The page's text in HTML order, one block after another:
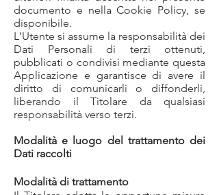
documento e nella Cookie Policy, se
disponibile.
L'Utente si assume la responsabilità dei
Dati Personali di terzi ottenuti,
pubblicati o condivisi mediante questa
Applicazione e garantisce di avere il
diritto di comunicarli o diffonderli,
liberando il Titolare da qualsiasi
responsabilità verso terzi.
Modalità e luogo del trattamento dei
Dati raccolti
Modalità di trattamento